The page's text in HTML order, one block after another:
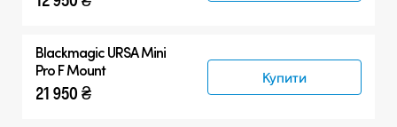
Blackmagic URSA Mini
Pro F Mount
21 950 ₴
Купити